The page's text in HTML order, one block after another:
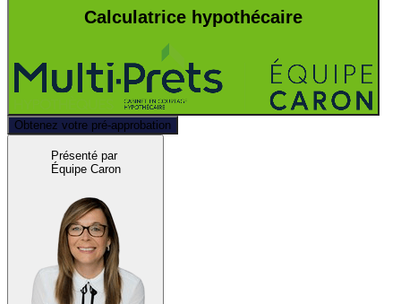
Calculatrice hypothécaire
Obtenez votre pré-approbation
Présenté par
Équipe Caron